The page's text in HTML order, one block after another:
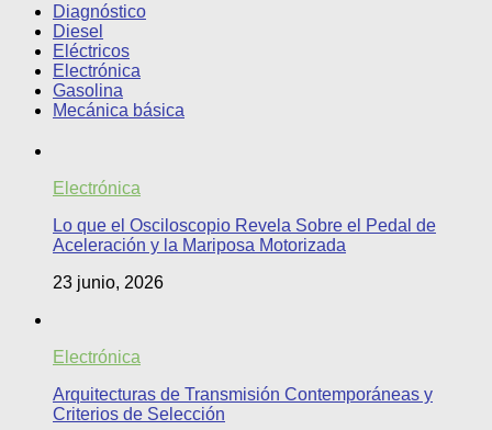
Diagnóstico
Diesel
Eléctricos
Electrónica
Gasolina
Mecánica básica
Electrónica
Lo que el Osciloscopio Revela Sobre el Pedal de
Aceleración y la Mariposa Motorizada
23 junio, 2026
Electrónica
Arquitecturas de Transmisión Contemporáneas y
Criterios de Selección